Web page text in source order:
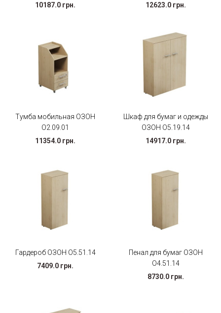
10187.0 грн.
12623.0 грн.
Тумба мобильная ОЗОН
О2.09.01
11354.0 грн.
Шкаф для бумаг и одежды
ОЗОН O5.19.14
14917.0 грн.
Гардероб ОЗОН O5.51.14
7409.0 грн.
Пенал для бумаг ОЗОН
O4.51.14
8730.0 грн.